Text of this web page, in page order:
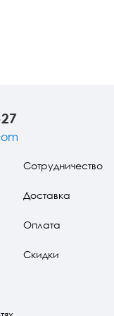
атаки
Сотрудничество
Доставка
Оплата
Скидки